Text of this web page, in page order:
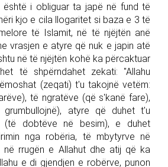
është i obliguar ta japë në fund të
kjo e cila llogaritet si baza e 3 të
të Islamit, në të njëjtën anë
vrasjen e atyre që nuk e japin atë
në të njëjtën kohë ka përcaktuar
të shpërndahet zekati: "Allahu
(zeqati) t'u takojnë vetëm:
të ngratëve (që s'kanë fare),
atyre që duhet t'u
(të dobtëve në besim), e duhet
nga robëria, të mbytyrve në
në rrugën e Allahut dhe atij që ka
e di gjendjen e robërve, punon